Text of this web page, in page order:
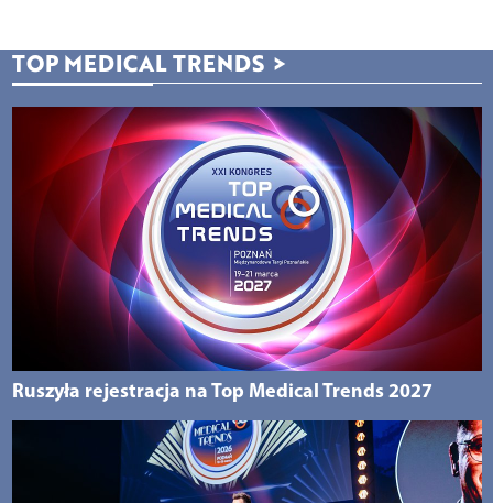
TOP MEDICAL TRENDS >
Ruszyła rejestracja na Top Medical Trends 2027